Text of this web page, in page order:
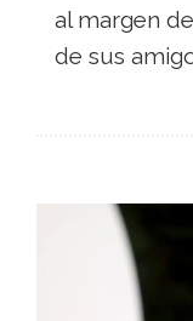
al margen
de sus